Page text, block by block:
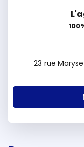
23 rue